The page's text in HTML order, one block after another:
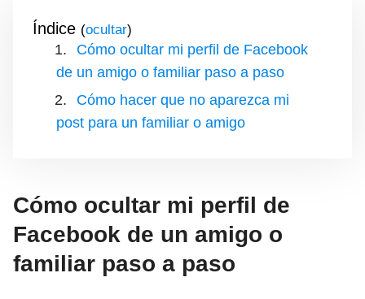
Índice ( )
Cómo ocultar mi perfil de Facebook
de un amigo o familiar paso a paso
Cómo hacer que no aparezca mi
post para un familiar o amigo
Cómo ocultar mi perfil de
Facebook de un amigo o
familiar paso a paso